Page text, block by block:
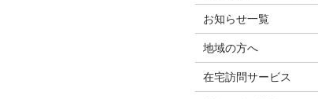
お知らせ一覧
地域の方へ
在宅訪問サービス